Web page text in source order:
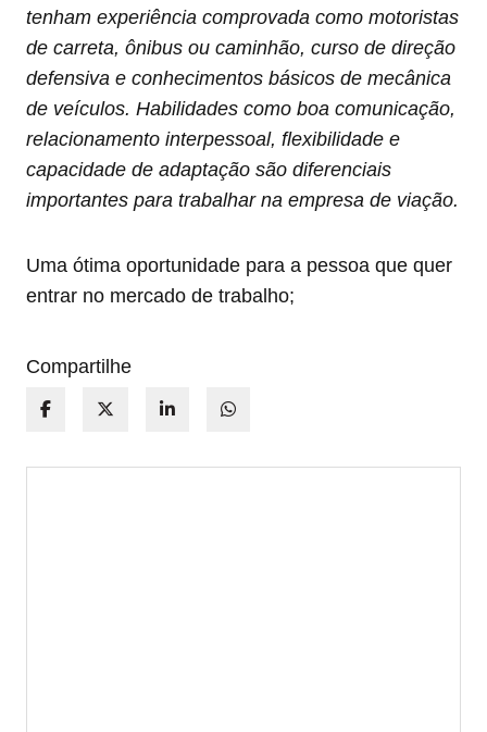
tenham experiência comprovada como motoristas
de carreta, ônibus ou caminhão, curso de direção
defensiva e conhecimentos básicos de mecânica
de veículos. Habilidades como boa comunicação,
relacionamento interpessoal, flexibilidade e
capacidade de adaptação são diferenciais
importantes para trabalhar na empresa de viação.
Uma ótima oportunidade para a pessoa que quer
entrar no mercado de trabalho;
Compartilhe